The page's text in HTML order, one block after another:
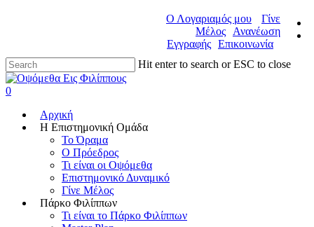
Ο Λογαριαμός μου
Γίνε
Μέλος
Ανανέωση
Εγγραφής Επικοινωνία
Hit enter to search or ESC to close
0
Αρχική
Η Επιστημονική Ομάδα
Το Όραμα
Ο Πρόεδρος
Τι είναι οι Οψόμεθα
Επιστημονικό Δυναμικό
Γίνε Μέλος
Πάρκο Φιλίππων
Τι είναι το Πάρκο Φιλίππων